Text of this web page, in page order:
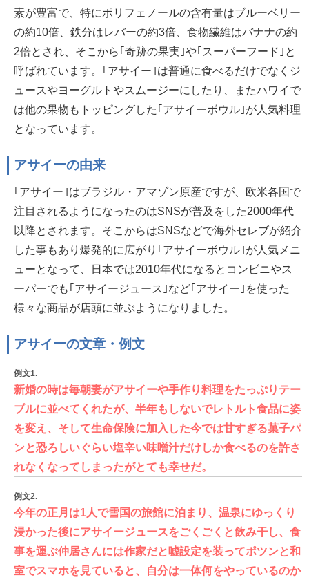
素が豊富で、特にポリフェノールの含有量はブルーベリー
の約10倍、鉄分はレバーの約3倍、食物繊維はバナナの約
2倍とされ、そこから｢奇跡の果実｣や｢スーパーフード｣と
呼ばれています。｢アサイー｣は普通に食べるだけでなくジ
ュースやヨーグルトやスムージーにしたり、またハワイで
は他の果物もトッピングした｢アサイーボウル｣が人気料理
となっています。
アサイーの由来
｢アサイー｣はブラジル・アマゾン原産ですが、欧米各国で
注目されるようになったのはSNSが普及をした2000年代
以降とされます。そこからはSNSなどで海外セレブが紹介
した事もあり爆発的に広がり｢アサイーボウル｣が人気メニ
ューとなって、日本では2010年代になるとコンビニやス
ーパーでも｢アサイージュース｣など｢アサイー｣を使った
様々な商品が店頭に並ぶようになりました。
アサイーの文章・例文
例文1.
新婚の時は毎朝妻がアサイーや手作り料理をたっぷりテー
ブルに並べてくれたが、半年もしないでレトルト食品に姿
を変え、そして生命保険に加入した今では甘すぎる菓子パ
ンと恐ろしいぐらい塩辛い味噌汁だけしか食べるのを許さ
れなくなってしまったがとても幸せだ。
例文2.
今年の正月は1人で雪国の旅館に泊まり、温泉にゆっくり
浸かった後にアサイージュースをごくごくと飲み干し、食
事を運ぶ仲居さんには作家だと嘘設定を装ってポツンと和
室でスマホを見ていると、自分は一体何をやっているのか